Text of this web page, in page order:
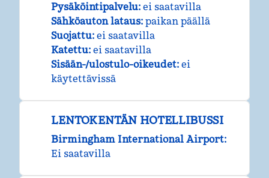
Pysäköintipalvelu: ei saatavilla
Sähköauton lataus: paikan päällä
Suojattu: ei saatavilla
Katettu: ei saatavilla
Sisään-/ulostulo-oikeudet: ei
käytettävissä
LENTOKENTÄN HOTELLIBUSSI
Birmingham International Airport:
Ei saatavilla